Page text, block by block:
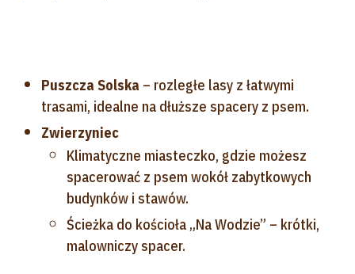
Puszcza Solska – rozległe lasy z łatwymi
trasami, idealne na dłuższe spacery z psem.
Zwierzyniec
Klimatyczne miasteczko, gdzie możesz
spacerować z psem wokół zabytkowych
budynków i stawów.
Ścieżka do kościoła „Na Wodzie” – krótki,
malowniczy spacer.